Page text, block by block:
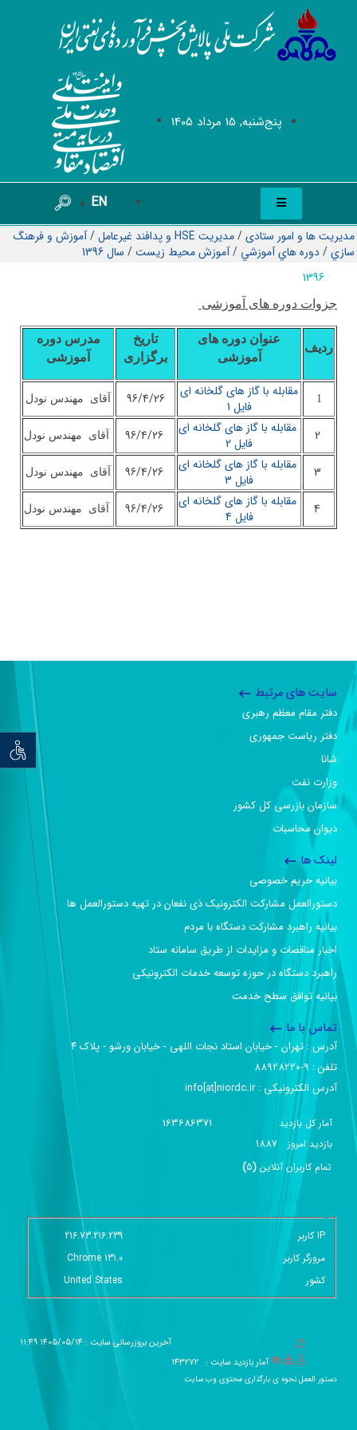
پنج‌شنبه, 15 مرداد 1405
EN
توان
مدیریت ها و امور ستادی/مدیریت HSE و پدافند غیرعامل /آموزش و فرهنگ
سازي/دوره هاي آموزشي /آموزش محيط زيست/ سال 1396
1396
جزوات دوره های آموزشی
ردیف
عنوان دوره های
آموزشی
تاریخ
برگزاری
مدرس دوره
آموزشی
1
مقابله با گاز های گلخانه ای
فایل 1
96/4/26 آقای مهندس نودل
2
مقابله با گاز های گلخانه ای
فایل 2
آقای مهندس نودل
مقابله با گاز های گلخانه ای
فایل 3
آقای مهندس نودل
مقابله با گاز های گلخانه ای
فایل 4
آقای مهندس نودل
سایت های مرتبط
دفتر مقام معظم رهبری
دفتر ریاست جمهوری
شانا
وزارت نفت
سازمان بازرسی کل کشور
دیوان محاسبات
لینک ها
بیانیه حریم خصوصی
دستورالعمل مشارکت الکترونیک ذی نفعان در تهیه دستورالعمل ها
بیانیه راهبرد مشارکت دستگاه با مردم
اخبار مناقصات و مزایدات از طریق سامانه ستاد
راهبرد دستگاه در حوزه توسعه خدمات الکترونیکی
بیانیه توافق سطح خدمت
تماس با ما
آدرس :‌ تهران - خیابان استاد نجات اللهی - خیابان ورشو - پلاک ۴
تلفن :‌ 9-88928220
آدرس الکترونیکی :‌ info[at]niordc.ir
آمار کل بازدید 163686371
بازديد امروز 1887
تمام کاربران آنلاين (
5
)
IP کاربر
216.73.216.239
مرورگر کاربر
Chrome 131.0
کشور
United States
آخرین بروزرسانی سایت : 1405/05/14 11:49
آمار بازدید سایت : 143272
دستور العمل نحوه ی بارگذاری محتوی وب سایت